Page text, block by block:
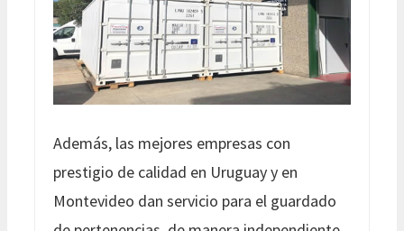
Además, las mejores empresas con
prestigio de calidad en Uruguay y en
Montevideo dan servicio para el guardado